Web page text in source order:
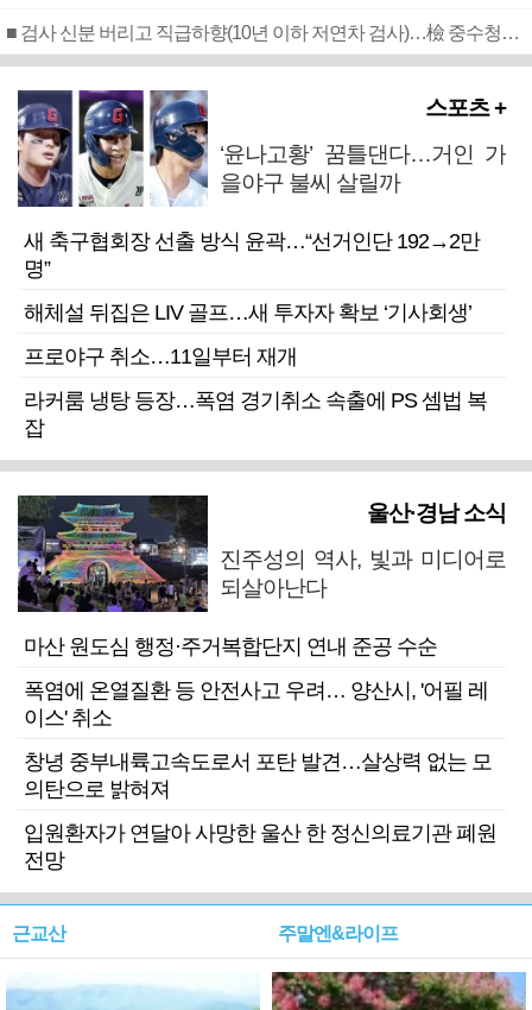
■ 검사 신분 버리고 직급하향(10년 이하 저연차 검사)…檢 중수청행 기피
스포츠 +
‘윤나고황’ 꿈틀댄다…거인 가
을야구 불씨 살릴까
새 축구협회장 선출 방식 윤곽…“선거인단 192→2만
명”
해체설 뒤집은 LIV 골프…새 투자자 확보 ‘기사회생’
프로야구 취소…11일부터 재개
라커룸 냉탕 등장…폭염 경기취소 속출에 PS 셈법 복
잡
울산·경남 소식
진주성의 역사, 빛과 미디어로
되살아난다
마산 원도심 행정·주거복합단지 연내 준공 수순
폭염에 온열질환 등 안전사고 우려… 양산시, '어필 레
이스' 취소
창녕 중부내륙고속도로서 포탄 발견…살상력 없는 모
의탄으로 밝혀져
입원환자가 연달아 사망한 울산 한 정신의료기관 폐원
전망
근교산 주말엔&라이프